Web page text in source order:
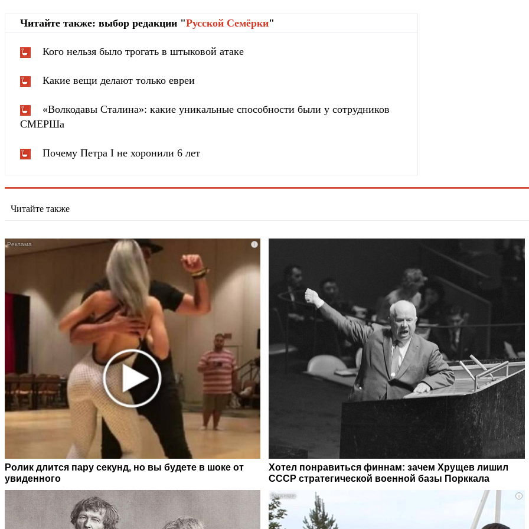
Читайте также: выбор редакции "Русской Cемёрки"
Кого нельзя было трогать в штыковой атаке
Какие вещи делают только евреи
«Волкодавы Сталина»: какие уникальные способности были у сотрудников
СМЕРШа
Почему Петра I не хоронили 6 лет
Читайте также
i
Ролик длится пару секунд, но вы будете в шоке от
увиденного
Хотел понравиться финнам: зачем Хрущев лишил
СССР стратегической военной базы Порккала
i